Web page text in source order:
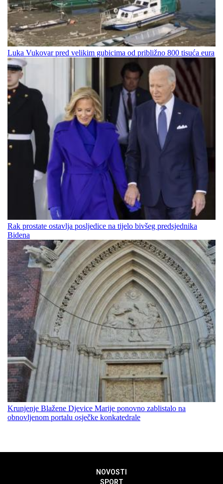
Luka Vukovar pred velikim gubicima od približno 800 tisuća eura
Rak prostate ostavlja posljedice na tijelo bivšeg predsjednika
Bidena
Krunjenje Blažene Djevice Marije ponovno zablistalo na
obnovljenom portalu osječke konkatedrale
NOVOSTI
SPORT